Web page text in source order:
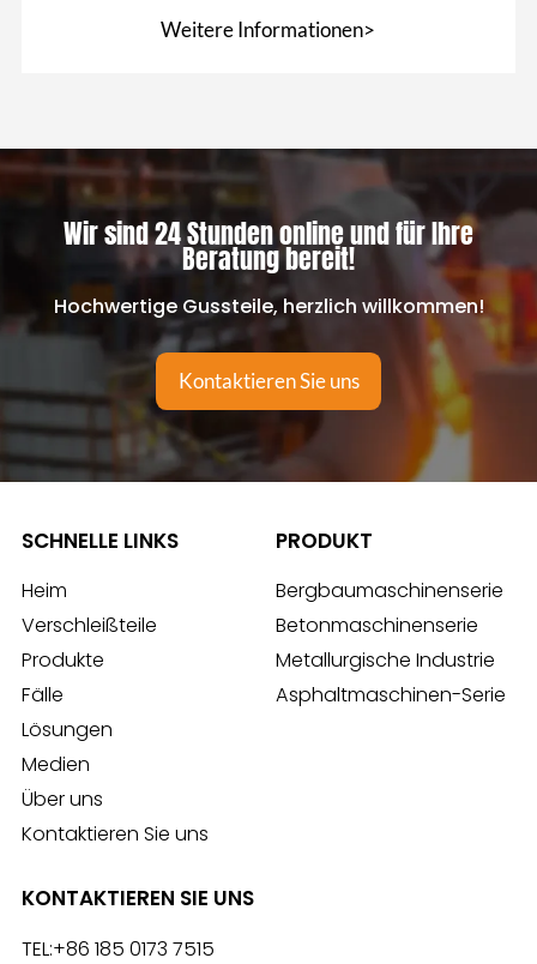
Weitere Informationen>
Wir sind 24 Stunden online und für Ihre
Beratung bereit!
Hochwertige Gussteile, herzlich willkommen!
Kontaktieren Sie uns
SCHNELLE LINKS
Heim
Verschleißteile
Produkte
Fälle
Lösungen
Medien
Über uns
Kontaktieren Sie uns
PRODUKT
Bergbaumaschinenserie
Betonmaschinenserie
Metallurgische Industrie
Asphaltmaschinen-Serie
KONTAKTIEREN SIE UNS
TEL:+86 185 0173 7515